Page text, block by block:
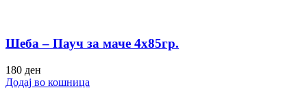
Шеба – Пауч за маче 4х85гр.
180 ден
Додај во кошница